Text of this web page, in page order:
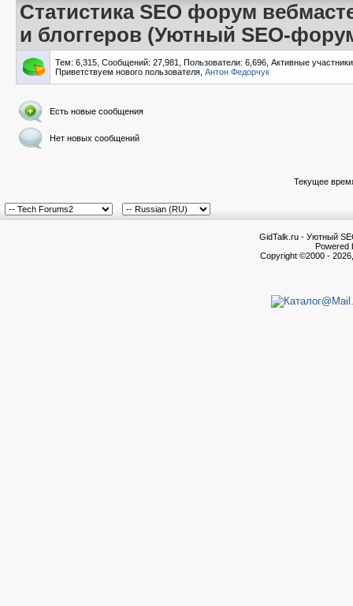
Статистика SEO форум
и блоггеров (Уютный SEO-
Тем: 6,315, Сообщений: 27,981, Пользователи: 6,696, Активные
Приветствуем нового пользователя, Антон Федорчук
Есть новые сообщения
Нет новых сообщений
Текущее
GidTalk.ru - Уютный
Powered
Copyright ©2000 -